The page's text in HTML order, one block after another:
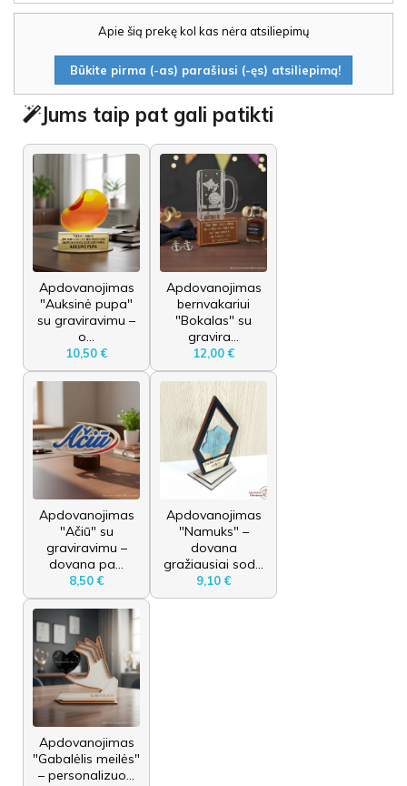
Apie šią prekę kol kas nėra atsiliepimų
Būkite pirma (-as) parašiusi (-ęs) atsiliepimą!
Jums taip pat gali patikti
Apdovanojimas
"Auksinė pupa"
su graviravimu –
o...
10,50 €
Apdovanojimas
bernvakariui
"Bokalas" su
gravira...
12,00 €
Apdovanojimas
"Ačiū" su
graviravimu –
dovana pa...
8,50 €
Apdovanojimas
"Namuks" –
dovana
gražiausiai sod...
9,10 €
Apdovanojimas
"Gabalėlis meilės"
– personalizuo...